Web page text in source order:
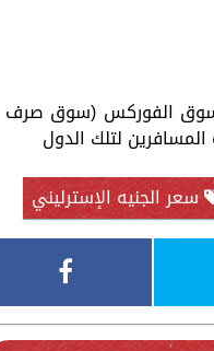
سوق الفوركس (سوق صرف
لتلك الدول
سعر الجنيه الإسترليني